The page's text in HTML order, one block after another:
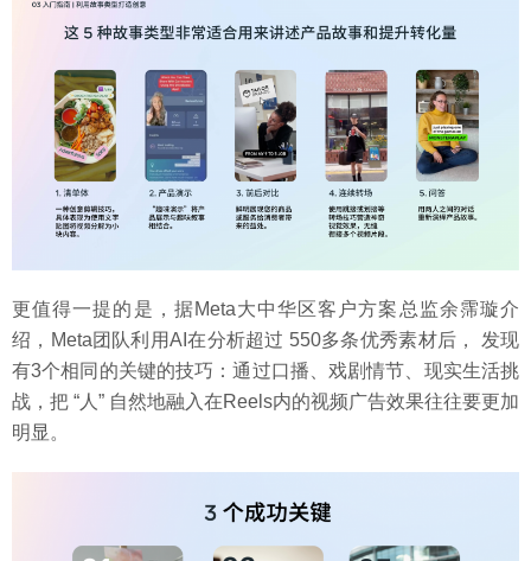
更值得一提的是，据Meta大中华区客户方案总监余霈璇介
绍，Meta团队利用AI在分析超过 550多条优秀素材后， 发现
有3个相同的关键的技巧：通过口播、戏剧情节、现实生活挑
战，把 “人” 自然地融入在Reels内的视频广告效果往往要更加
明显。